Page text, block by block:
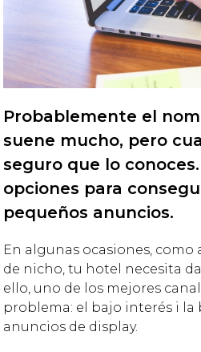
Probablemente el
suene mucho, pero
seguro que lo
opciones para
pequeños anuncios.
En algunas ocasiones,
de nicho, tu hotel necesita
ello, uno de los mejores
problema: el bajo interés i la
anuncios de display.